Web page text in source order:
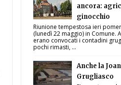
ancora:
ginocchio
Riunione tempestosa ieri
(lunedì 22 maggio) in Comune.
erano convocati i contadini
pochi rimasti, ...
Anche la
Grugliasco